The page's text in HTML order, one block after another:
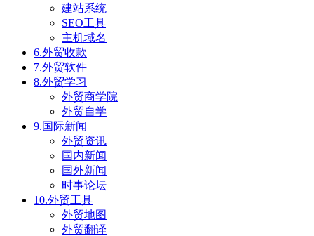
建站系统
SEO工具
主机域名
6.外贸收款
7.外贸软件
8.外贸学习
外贸商学院
外贸自学
9.国际新闻
外贸资讯
国内新闻
国外新闻
时事论坛
10.外贸工具
外贸地图
外贸翻译